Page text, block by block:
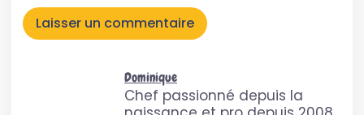
Dominique
Chef passionné depuis la